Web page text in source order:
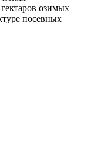
озимых
посевных